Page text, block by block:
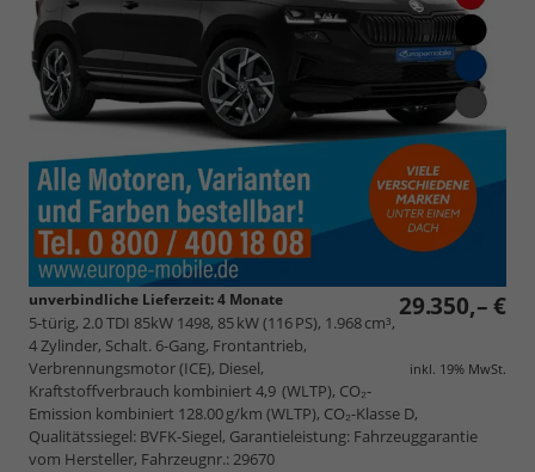
29.350,– €
inkl. 19% MwSt.
unverbindliche Lieferzeit:4 Monate
5-türig, 2.0 TDI 85kW 1498, 85 kW (116 PS), 1.968 cm³,
4 Zylinder, Schalt. 6-Gang, Frontantrieb,
Verbrennungsmotor (ICE), Diesel,
Kraftstoffverbrauch kombiniert 4,9 (WLTP), CO₂-
Emission kombiniert 128.00 g/km (WLTP), CO₂-Klasse D,
Qualitätssiegel: BVFK-Siegel, Garantieleistung: Fahrzeuggarantie
vom Hersteller, Fahrzeugnr.: 29670